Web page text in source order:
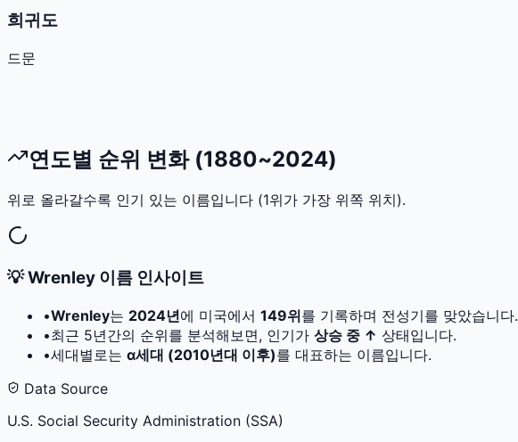
희귀도
드문
연도별 순위 변화 (1880~2024)
위로 올라갈수록 인기 있는 이름입니다 (1위가 가장 위쪽 위치).
💡Wrenley 이름 인사이트
•Wrenley는 2024년에 미국에서 149위를 기록하며 전성기를 맞았습니다.
•최근 5년간의 순위를 분석해보면, 인기가 상승 중 ↑ 상태입니다.
•세대별로는 α세대 (2010년대 이후)를 대표하는 이름입니다.
Data Source
U.S. Social Security Administration (SSA)